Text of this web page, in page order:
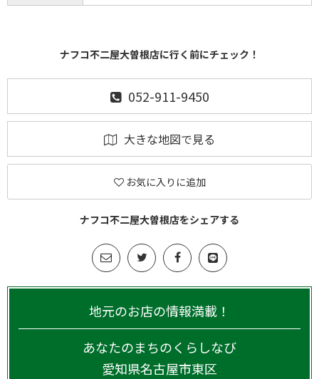
ナフコ不二屋大曽根店に行く前にチェック！
052-911-9450
大きな地図で見る
お気に入りに追加
ナフコ不二屋大曽根店をシェアする
地元のお店の情報満載！
あなたのまちのくらしなび
愛知県名古屋市東区